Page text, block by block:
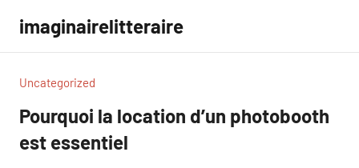
contenu
imaginairelitteraire
Uncategorized
Pourquoi la location d’un photobooth
est essentiel